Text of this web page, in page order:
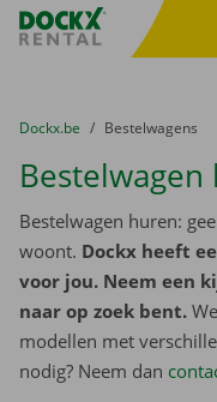
Fratello DEMO
U bevindt zich hier:
van
Dockx.be naar
Bestelwagens
Bestelwagen huren:
woont. Dockx heeft
voor jou. Neem een
naar op zoek bent.
modellen met
nodig? Neem dan